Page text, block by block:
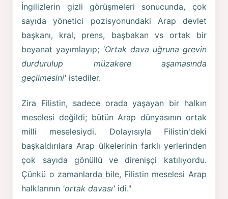
İngilizlerin gizli görüşmeleri sonucunda, çok
sayıda yönetici pozisyonundaki Arap devlet
başkanı, kral, prens, başbakan vs ortak bir
beyanat yayımlayıp; 'Ortak dava uğruna grevin
durdurulup müzakere aşamasında
geçilmesini' istediler.
Zira Filistin, sadece orada yaşayan bir halkın
meselesi değildi; bütün Arap dünyasının ortak
milli meselesiydi. Dolayısıyla Filistin'deki
başkaldırılara Arap ülkelerinin farklı yerlerinden
çok sayıda gönüllü ve direnişçi katılıyordu.
Çünkü o zamanlarda bile, Filistin meselesi Arap
halklarının 'ortak davası' idi."